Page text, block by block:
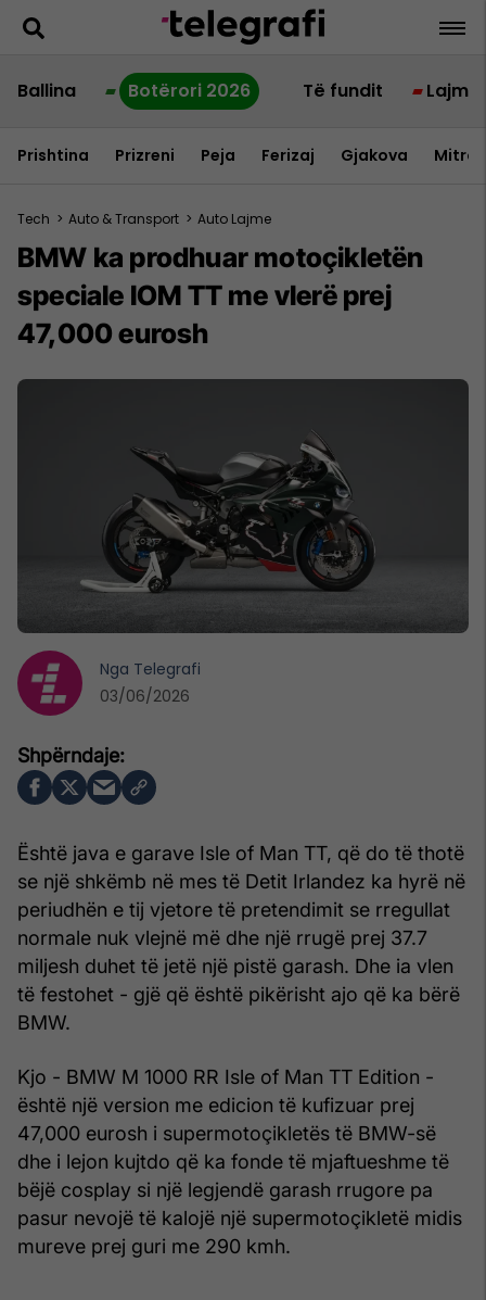
Ballina Botërori 2026 Të fundit Lajme
Prishtina Prizreni Peja Ferizaj Gjakova
Tech > Auto & Transport > Auto Lajme
BMW ka prodhuar motoçikletën
speciale IOM TT me vlerë prej
47,000 eurosh
Është java e garave Isle of Man TT, që do të thotë
se një shkëmb në mes të Detit Irlandez ka hyrë në
periudhën e tij vjetore të pretendimit se rregullat
normale nuk vlejnë më dhe një rrugë prej 37.7
miljesh duhet të jetë një pistë garash. Dhe ia vlen
të festohet - gjë që është pikërisht ajo që ka bërë
BMW.
Kjo - BMW M 1000 RR Isle of Man TT Edition -
është një version me edicion të kufizuar prej
47,000 eurosh i supermotoçikletës të BMW-së
dhe i lejon kujtdo që ka fonde të mjaftueshme të
bëjë cosplay si një legjendë garash rrugore pa
pasur nevojë të kalojë një supermotoçikletë midis
mureve prej guri me 290 kmh.
Nga Telegrafi
03/06/2026